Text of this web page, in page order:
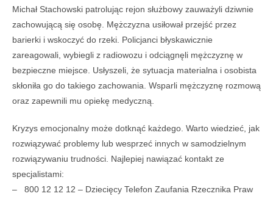
Michał Stachowski patrolując rejon służbowy zauważyli dziwnie
zachowującą się osobę. Mężczyzna usiłował przejść przez
barierki i wskoczyć do rzeki. Policjanci błyskawicznie
zareagowali, wybiegli z radiowozu i odciągnęli mężczyznę w
bezpieczne miejsce. Usłyszeli, że sytuacja materialna i osobista
skłoniła go do takiego zachowania. Wsparli mężczyznę rozmową
oraz zapewnili mu opiekę medyczną.
Kryzys emocjonalny może dotknąć każdego. Warto wiedzieć, jak
rozwiązywać problemy lub wesprzeć innych w samodzielnym
rozwiązywaniu trudności. Najlepiej nawiązać kontakt ze
specjalistami:
– 800 12 12 12 – Dziecięcy Telefon Zaufania Rzecznika Praw